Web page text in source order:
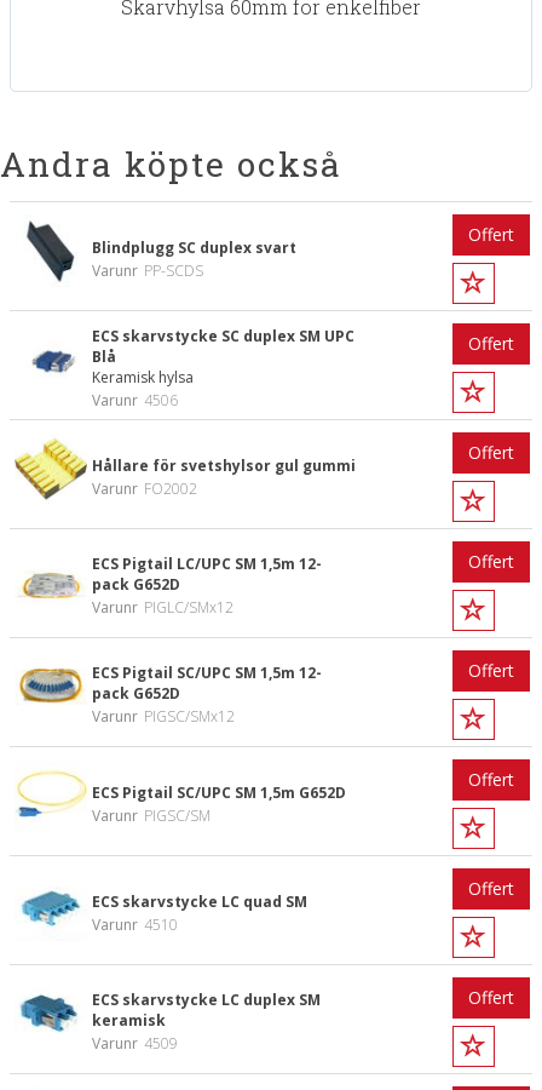
Skarvhylsa 60mm för enkelfiber
Andra köpte också
Blindplugg SC duplex svart
Varunr PP-SCDS
Offert
ECS skarvstycke SC duplex SM UPC
Blå
Keramisk hylsa
Varunr 4506
Offert
Hållare för svetshylsor gul gummi
Varunr FO2002
Offert
ECS Pigtail LC/UPC SM 1,5m 12-
pack G652D
Varunr PIGLC/SMx12
Offert
ECS Pigtail SC/UPC SM 1,5m 12-
pack G652D
Varunr PIGSC/SMx12
Offert
ECS Pigtail SC/UPC SM 1,5m G652D
Varunr PIGSC/SM
Offert
ECS skarvstycke LC quad SM
Varunr 4510
Offert
ECS skarvstycke LC duplex SM
keramisk
Varunr 4509
Offert